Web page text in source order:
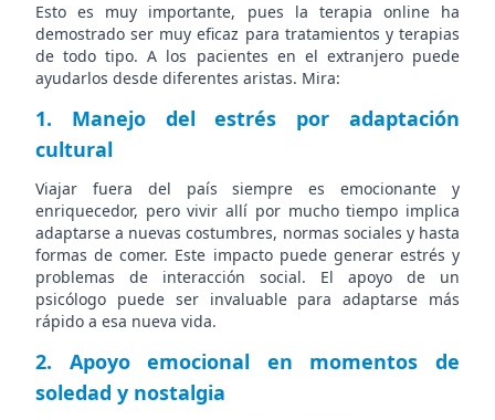
Esto es muy importante, pues la terapia online ha
demostrado ser muy eficaz para tratamientos y terapias
de todo tipo. A los pacientes en el extranjero puede
ayudarlos desde diferentes aristas. Mira:
1. Manejo del estrés por adaptación
cultural
Viajar fuera del país siempre es emocionante y
enriquecedor, pero vivir allí por mucho tiempo implica
adaptarse a nuevas costumbres, normas sociales y hasta
formas de comer. Este impacto puede generar estrés y
problemas de interacción social. El apoyo de un
psicólogo puede ser invaluable para adaptarse más
rápido a esa nueva vida.
2.
Apoyo emocional en momentos de
soledad y nostalgia